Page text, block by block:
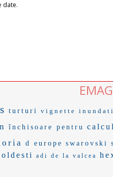
date.
EMAG
turturi vignette
închisoare pentru
d europe swarovski
adi de la valcea